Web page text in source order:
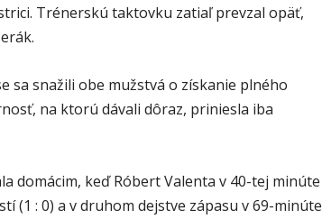
Trénerskú taktovku zatiaľ prevzal opäť,
sa snažili obe mužstvá o získanie plného
na ktorú dávali dôraz, priniesla iba
domácim, keď Róbert Valenta v 40-tej minúte
(1 : 0) a v druhom dejstve zápasu v 69-minúte